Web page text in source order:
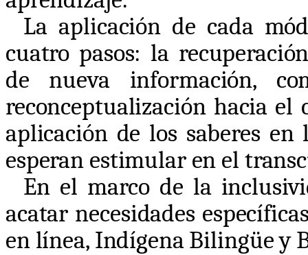
La aplicación de cada
cuatro pasos: la
de nueva información,
reconceptualización hacia
aplicación de los saberes
esperan estimular en el
En el marco de la
acatar necesidades
en línea, Indígena Bilingüe y